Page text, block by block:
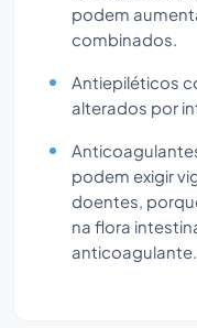
podem
combinados.
Antiepiléticos
alterados por
podem exigir
doentes,
na flora
anticoagulante.